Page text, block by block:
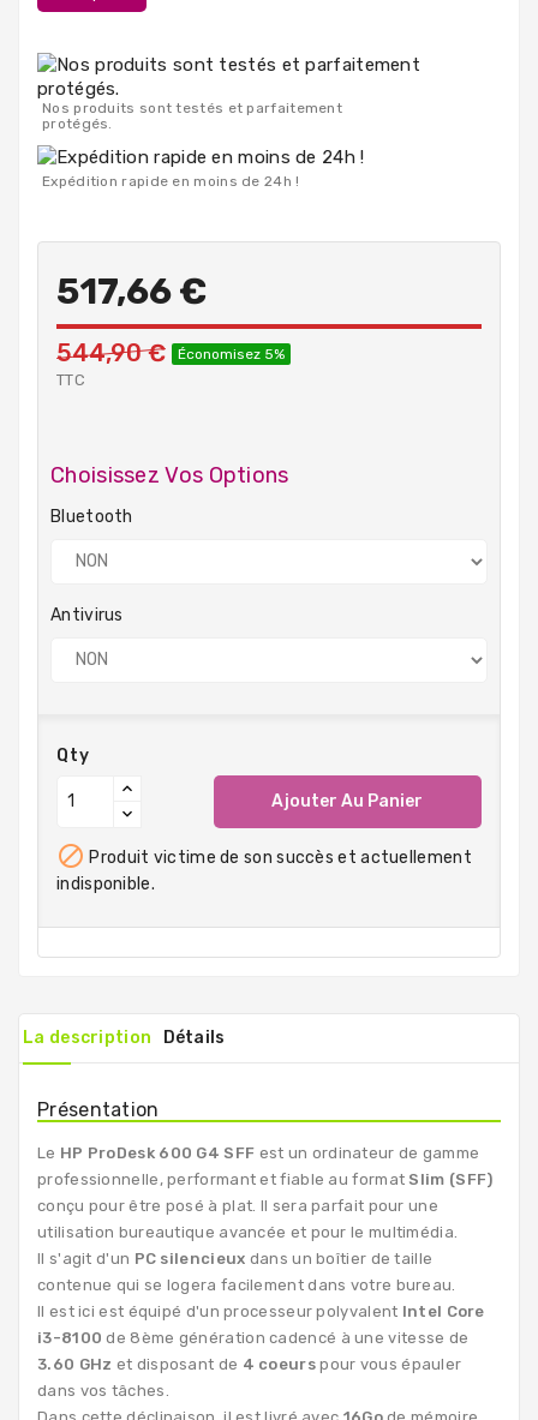
Nos produits sont testés et parfaitement
protégés.
Expédition rapide en moins de 24h !
517,66 €
544,90 € Économisez 5%
TTC
Choisissez Vos Options
Bluetooth
Antivirus
Qty
Ajouter Au Panier
 Produit victime de son succès et actuellement
indisponible.
La description Détails
Présentation
Le HP ProDesk 600 G4 SFF est un ordinateur de gamme
professionnelle, performant et fiable au format Slim (SFF)
conçu pour être posé à plat. Il sera parfait pour une
utilisation bureautique avancée et pour le multimédia.
Il s'agit d'un PC silencieux dans un boîtier de taille
contenue qui se logera facilement dans votre bureau.
Il est ici est équipé d'un processeur polyvalent Intel Core
i3-8100 de 8ème génération cadencé à une vitesse de
3.60 GHz et disposant de 4 coeurspour vous épauler
dans vos tâches.